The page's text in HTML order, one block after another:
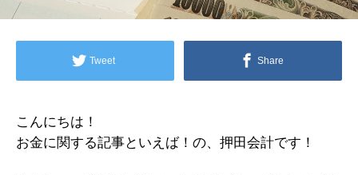
Tweet Share
こんにちは！
お金に関する記事といえば！の、押田会計です！